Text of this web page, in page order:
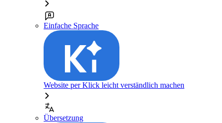
Einfache Sprache
Website per Klick leicht verständlich machen
Übersetzung